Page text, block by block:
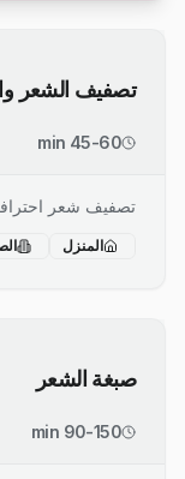
تصفيف الشعر
45-60 min
تصفيف شعر
المنزل
صبغة الشعر
90-150 min